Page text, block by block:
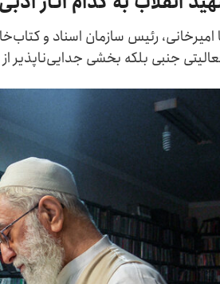
امیرخانی، رئیس سازمان اسناد و
جنبی بلکه بخشی